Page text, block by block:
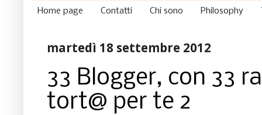
Home page Contatti Chi sono Philosophy
martedì 18 settembre 2012
33 Blogger, con 33
tort@ per te 2